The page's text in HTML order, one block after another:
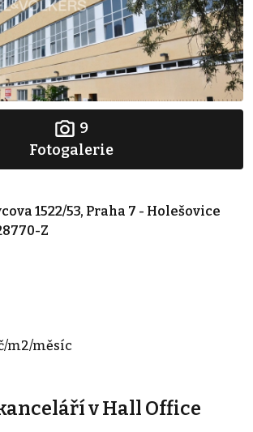
9
Fotogalerie
1522/53, Praha 7 - Holešovice
Z
m2/měsíc
v Hall Office